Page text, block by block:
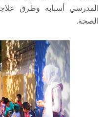
المدرسي أسبابه وطرق
الصحة.